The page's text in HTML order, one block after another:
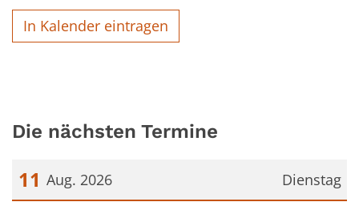
In Kalender eintragen
Die nächsten Termine
Dienstag
11 Aug. 2026